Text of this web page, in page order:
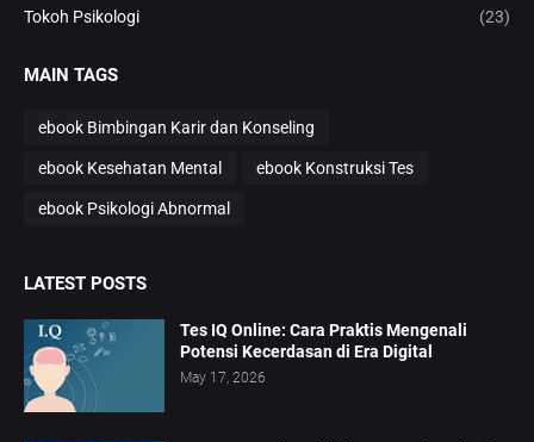
Tokoh Psikologi (23)
MAIN TAGS
ebook Bimbingan Karir dan Konseling
ebook Kesehatan Mental ebook Konstruksi Tes
ebook Psikologi Abnormal
LATEST POSTS
Tes IQ Online: Cara Praktis Mengenali
Potensi Kecerdasan di Era Digital
May 17, 2026